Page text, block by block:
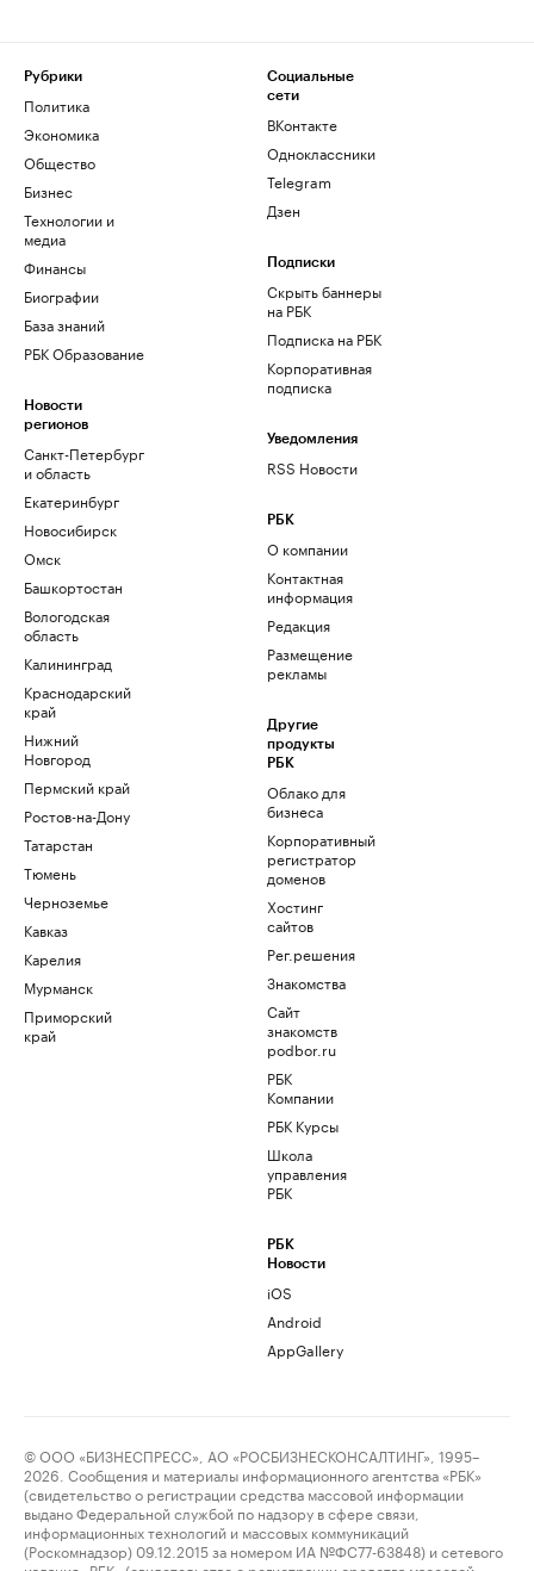
Рубрики
Политика
Экономика
Общество
Бизнес
Технологии и
медиа
Финансы
Биографии
База знаний
РБК Образование
Новости
регионов
Санкт-Петербург
и область
Екатеринбург
Новосибирск
Омск
Башкортостан
Вологодская
область
Калининград
Краснодарский
край
Нижний
Новгород
Пермский край
Ростов-на-Дону
Татарстан
Тюмень
Черноземье
Кавказ
Карелия
Мурманск
Приморский
край
Социальные
сети
ВКонтакте
Одноклассники
Telegram
Дзен
Подписки
Скрыть баннеры
на РБК
Подписка на РБК
Корпоративная
подписка
Уведомления
RSS Новости
РБК
О компании
Контактная
информация
Редакция
Размещение
рекламы
Другие
продукты
РБК
Облако для
бизнеса
Корпоративный
регистратор
доменов
Хостинг
сайтов
Рег.решения
Знакомства
Сайт
знакомств
podbor.ru
РБК
Компании
РБК Курсы
Школа
управления
РБК
РБК
Новости
iOS
Android
AppGallery
© ООО «БИЗНЕСПРЕСС», АО «РОСБИЗНЕСКОНСАЛТИНГ», 1995–
2026. Сообщения и материалы информационного агентства «РБК»
(свидетельство о регистрации средства массовой информации
выдано Федеральной службой по надзору в сфере связи,
информационных технологий и массовых коммуникаций
(Роскомнадзор) 09.12.2015 за номером ИА №ФС77-63848) и сетевого